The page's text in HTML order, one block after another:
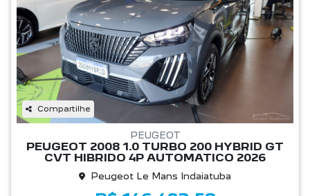
Compartilhe
PEUGEOT
PEUGEOT 2008 1.0 TURBO 200 HYBRID GT
CVT HIBRIDO 4P AUTOMATICO 2026
Peugeot Le Mans Indaiatuba